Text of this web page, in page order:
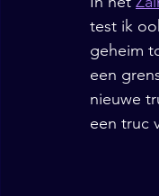
test ik
geheim
een
nieuwe
een truc